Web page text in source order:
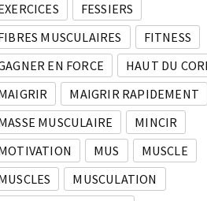
FESSIERS
MUSCULAIRES
FITNESS
EN FORCE
HAUT DU
MAIGRIR RAPIDEMENT
MUSCULAIRE
MINCIR
MUS
MUSCLE
MUSCULATION